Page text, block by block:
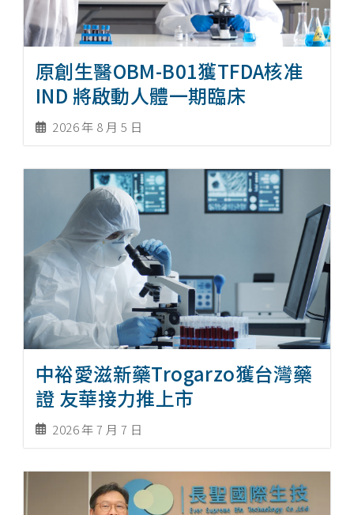
原創生醫OBM-B01獲TFDA核准
IND 將啟動人體一期臨床
2026 年 8 月 5 日
中裕愛滋新藥Trogarzo獲台灣藥
證 友華接力推上市
2026 年 7 月 7 日